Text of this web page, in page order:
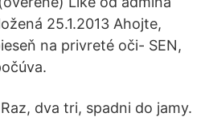
25.1.2013 Ahojte,
na privreté oči- SEN,
Raz, dva tri, spadni do jamy.